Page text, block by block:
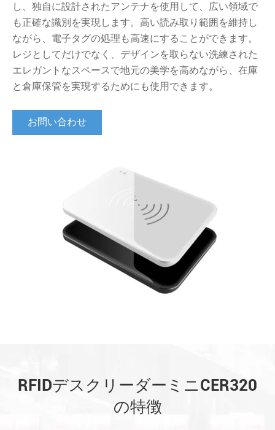
し、独自に設計されたアンテナを使用して、広い領域で
も正確な識別を実現します。高い読み取り範囲を維持し
ながら、電子タグの処理も高速にすることができます。
レジとしてだけでなく、デザインを取らない洗練された
エレガントなスペースで地元の美学を高めながら、在庫
と倉庫保管を実現するためにも使用できます。
お問い合わせ
RFIDデスクリーダーミニCER320
の特徴